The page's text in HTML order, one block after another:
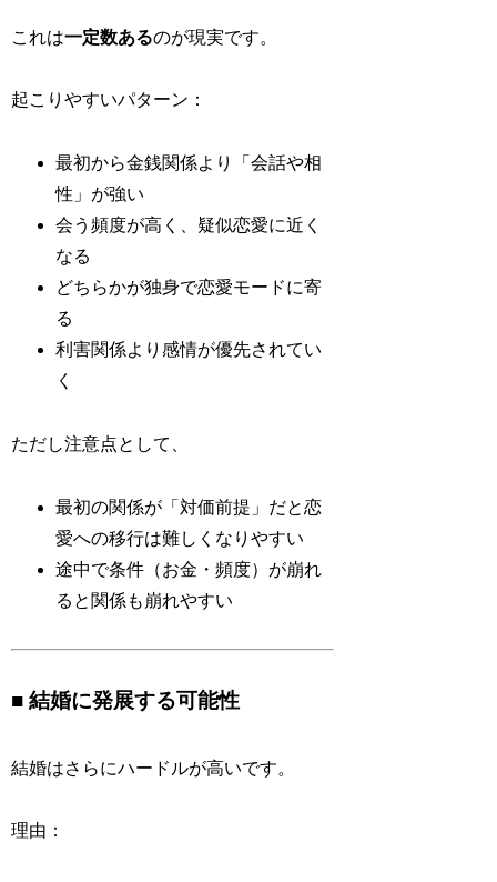
これは一定数あるのが現実です。
起こりやすいパターン：
最初から金銭関係より「会話や相
性」が強い
会う頻度が高く、疑似恋愛に近く
なる
どちらかが独身で恋愛モードに寄
る
利害関係より感情が優先されてい
く
ただし注意点として、
最初の関係が「対価前提」だと恋
愛への移行は難しくなりやすい
途中で条件（お金・頻度）が崩れ
ると関係も崩れやすい
■ 結婚に発展する可能性
結婚はさらにハードルが高いです。
理由：